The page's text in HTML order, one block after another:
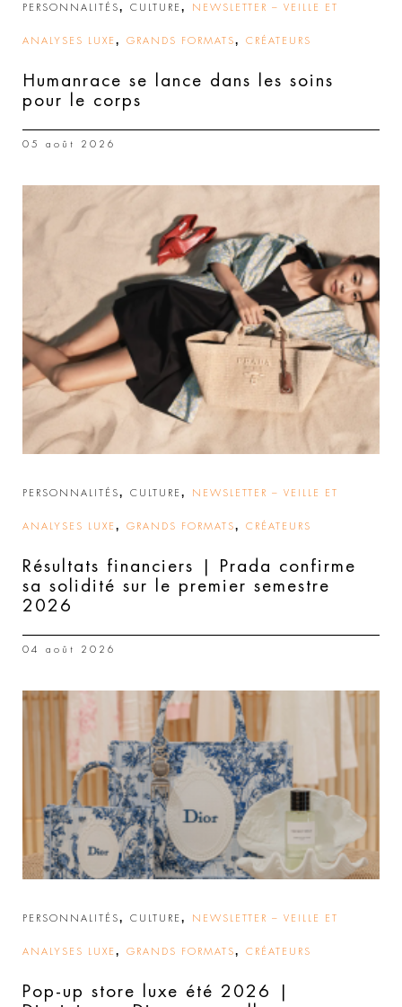
PERSONNALITÉS, CULTURE , NEWSLETTER – VEILLE ET
ANALYSES LUXE , GRANDS FORMATS, CRÉATEURS
Humanrace se lance dans les soins
pour le corps
05 août 2026
PERSONNALITÉS, CULTURE , NEWSLETTER – VEILLE ET
ANALYSES LUXE , GRANDS FORMATS, CRÉATEURS
Résultats financiers | Prada confirme
sa solidité sur le premier semestre
2026
04 août 2026
PERSONNALITÉS, CULTURE , NEWSLETTER – VEILLE ET
ANALYSES LUXE , GRANDS FORMATS, CRÉATEURS
Pop-up store luxe été 2026 |